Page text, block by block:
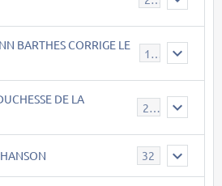
BARTHES CORRIGE LE
15
DE LA
23
32